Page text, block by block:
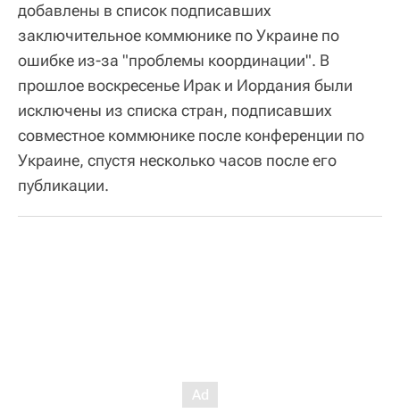
добавлены в список подписавших
заключительное коммюнике по Украине по
ошибке из-за "проблемы координации". В
прошлое воскресенье Ирак и Иордания были
исключены из списка стран, подписавших
совместное коммюнике после конференции по
Украине, спустя несколько часов после его
публикации.